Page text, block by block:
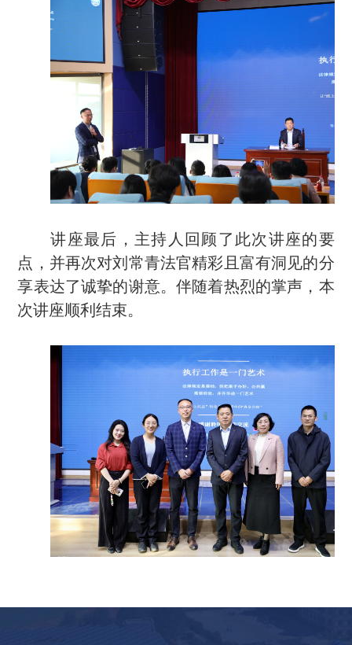
讲座最后， 主持人 回顾了此次讲座的要
点， 并再次对刘常青法官精彩且 富有洞见的分
享表达了诚挚的谢意。伴随着热烈的掌声， 本
次讲座顺利结束。